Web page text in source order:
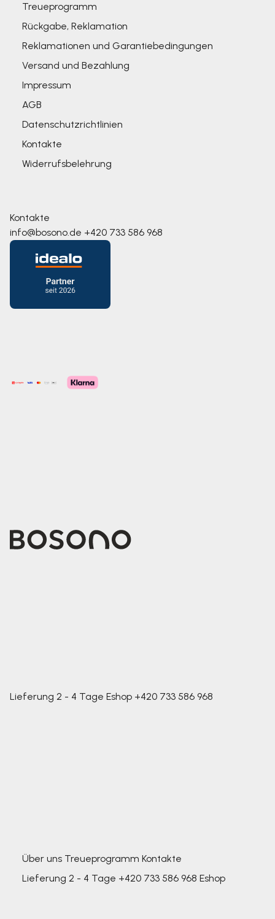
Treueprogramm
Rückgabe, Reklamation
Reklamationen und Garantiebedingungen
Versand und Bezahlung
Impressum
AGB
Datenschutzrichtlinien
Kontakte
Widerrufsbelehrung
Kontakte
info@bosono.de +420 733 586 968
Lieferung 2 - 4 Tage Eshop +420 733 586 968
Über uns Treueprogramm Kontakte
Lieferung 2 - 4 Tage +420 733 586 968 Eshop